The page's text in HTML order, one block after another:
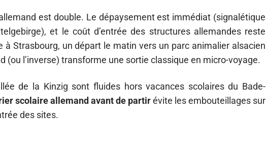
est double. Le dépaysement est immédiat (signalétique
et le coût d’entrée des structures allemandes reste
à Strasbourg, un départ le matin vers un parc animalier alsacien
(ou l’inverse) transforme une sortie classique en micro-voyage.
de la Kinzig sont fluides hors vacances scolaires du Bade-
scolaire allemand avant de partirévite les embouteillages sur
des sites.